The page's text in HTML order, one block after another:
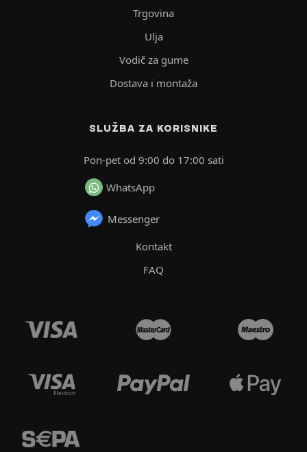
Trgovina
Ulja
Vodič za gume
Dostava i montaža
SLUŽBA ZA KORISNIKE
Pon-pet od 9:00 do 17:00 sati
WhatsApp
Messenger
Kontakt
FAQ